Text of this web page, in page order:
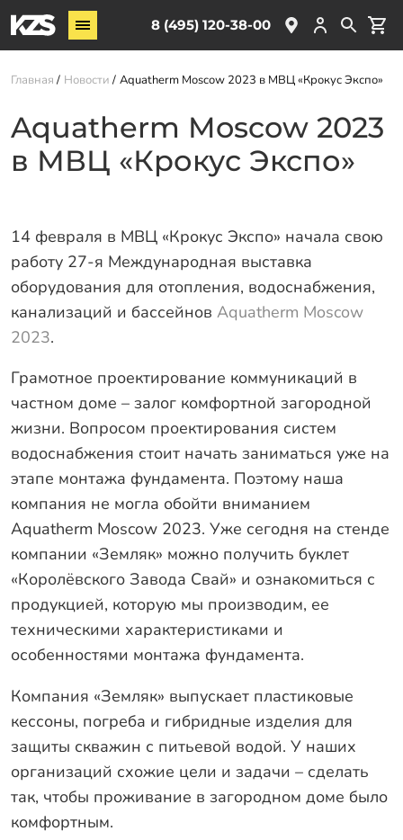
8 (495) 120-38-00
Винтовые сваи
ЖБ сваи
Обвязка свай
Комплектующие
Услуги
Акции
Новости
Партнёрам
Контакты
Доставка
Оплата
Отзывы
Гарантии
Программа лояльности
Вакансии
Калькулятор ЖБ свай
Заказать звонок
Главная Новости Aquatherm Moscow 2023 в МВЦ «Крокус Экспо»
Aquatherm Moscow 2023
в МВЦ «Крокус Экспо»
14 февраля в МВЦ «Крокус Экспо» начала свою
работу 27-я Международная выставка
оборудования для отопления, водоснабжения,
канализаций и бассейнов Aquatherm Moscow
2023.
Грамотное проектирование коммуникаций в
частном доме – залог комфортной загородной
жизни. Вопросом проектирования систем
водоснабжения стоит начать заниматься уже на
этапе монтажа фундамента. Поэтому наша
компания не могла обойти вниманием
Aquatherm Moscow 2023. Уже сегодня на стенде
компании «Земляк» можно получить буклет
«Королёвского Завода Свай» и ознакомиться с
продукцией, которую мы производим, ее
техническими характеристиками и
особенностями монтажа фундамента.
Компания «Земляк» выпускает пластиковые
кессоны, погреба и гибридные изделия для
защиты скважин с питьевой водой. У наших
организаций схожие цели и задачи – сделать
так, чтобы проживание в загородном доме было
комфортным.